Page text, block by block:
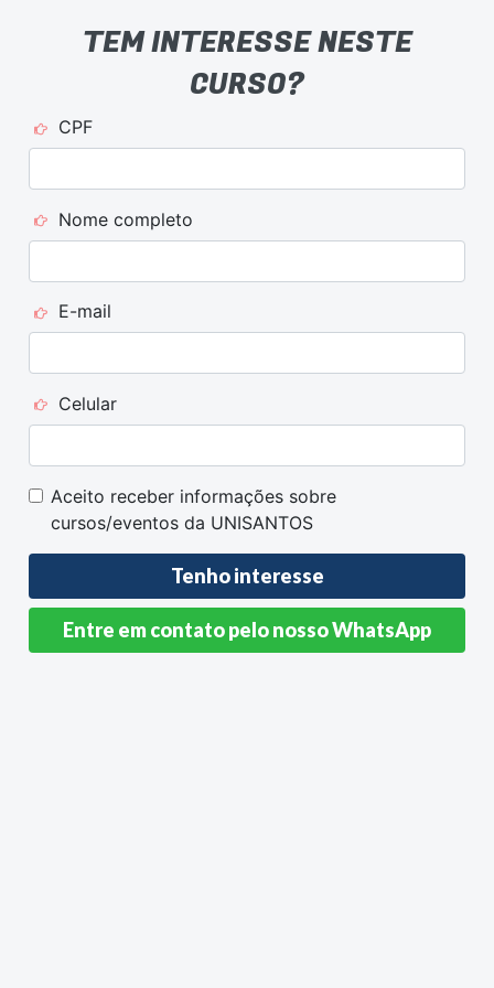
TEM INTERESSE NESTE
CURSO?
CPF
Nome completo
E-mail
Celular
Aceito receber informações sobre
cursos/eventos da UNISANTOS
Entre em contato pelo nosso WhatsApp